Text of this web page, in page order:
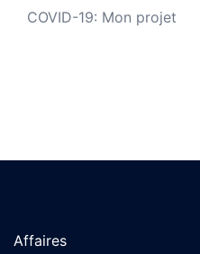
COVID-19: Mon projet
Affaires